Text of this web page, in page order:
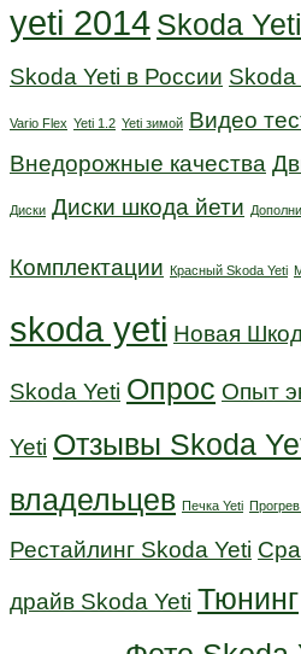
yeti 2014 Skoda
Skoda Yeti в России
Vario Flex Yeti 1.2 Yeti зимой Видео
Внедорожные качества
Диски Диски шкода йети
Комплектации Красный Skoda Yeti
skoda yeti Новая
Skoda Yeti Опрос Опыт
Yeti Отзывы Skoda
владельцев Печка Yeti
Рестайлинг Skoda Yeti
драйв Skoda Yeti Тюнинг